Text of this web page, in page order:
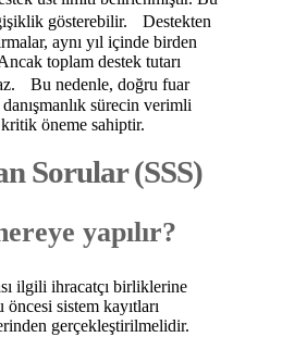
gösterebilir. Destekten
aynı yıl içinde birden
toplam destek tutarı
Bu nedenle, doğru fuar
sürecin verimli
kritik öneme sahiptir.
Sorular (SSS)
yapılır?
ilgili ihracatçı birliklerine
sistem kayıtları
gerçekleştirilmelidir.